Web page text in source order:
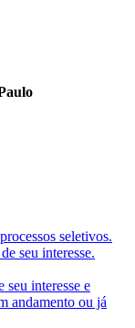
seletivos.
seu interesse.
seu interesse e
andamento ou já